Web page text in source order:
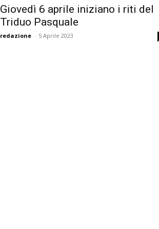
Giovedì 6 aprile iniziano i riti del
Triduo Pasquale
redazione - 5 Aprile 2023